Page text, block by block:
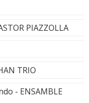
PIAZZOLLA
TRIO
- ENSAMBLE